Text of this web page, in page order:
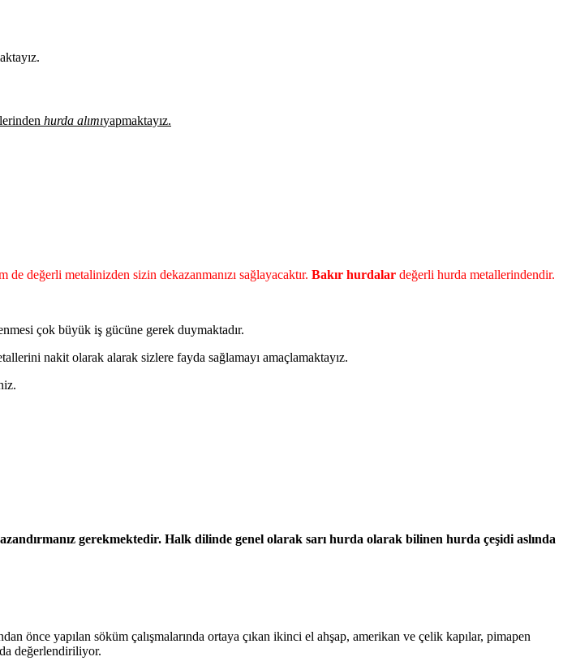
hurda alımıyapmaktayız.
de değerli metalinizden sizin dekazanmanızı sağlayacaktır. Bakır hurdalar değerli hurda metallerindendir.
çok büyük iş gücüne gerek duymaktadır.
nakit olarak alarak sizlere fayda sağlamayı amaçlamaktayız.
gerekmektedir. Halk dilinde genel olarak sarı hurda olarak bilinen hurda çeşidi aslında
önce yapılan söküm çalışmalarında ortaya çıkan ikinci el ahşap, amerikan ve çelik kapılar, pimapen
değerlendiriliyor.